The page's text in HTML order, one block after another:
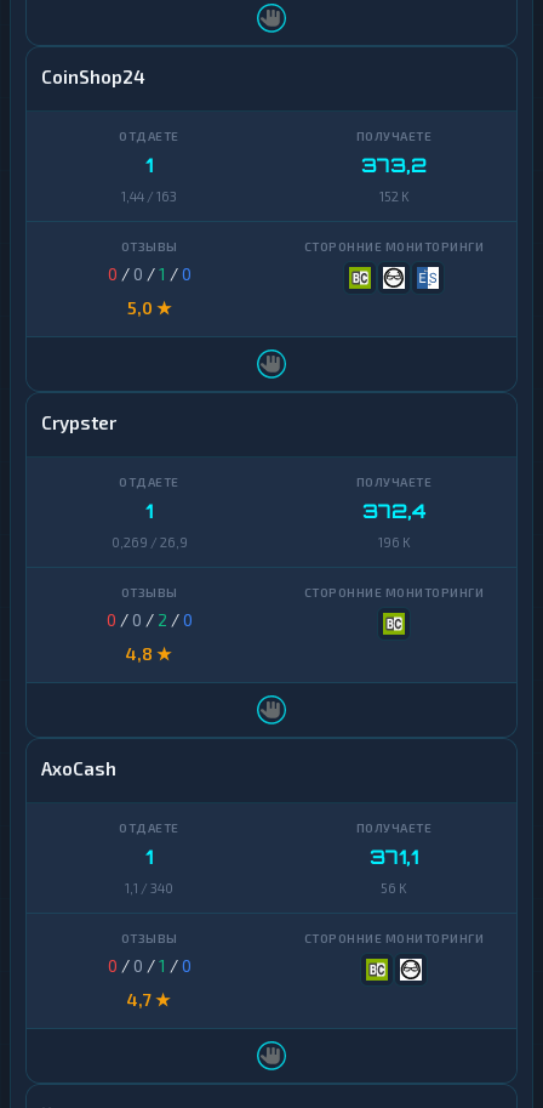
CoinShop24
1
1,44 / 163
373,2
152 K
0 / 0 /1 /0
5,0 ★
Crypster
1
0,269 / 26,9
372,4
196 K
0 / 0 / 2 /0
4,8 ★
AxoCash
1
1,1 / 340
371,1
56 K
0 / 0 /1 /0
4,7 ★